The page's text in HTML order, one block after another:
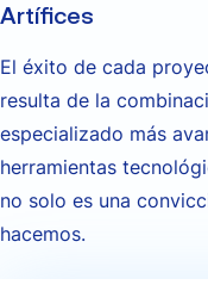
Artífices
El éxito de cada
resulta de la
especializado más
herramientas
no solo es una
hacemos.